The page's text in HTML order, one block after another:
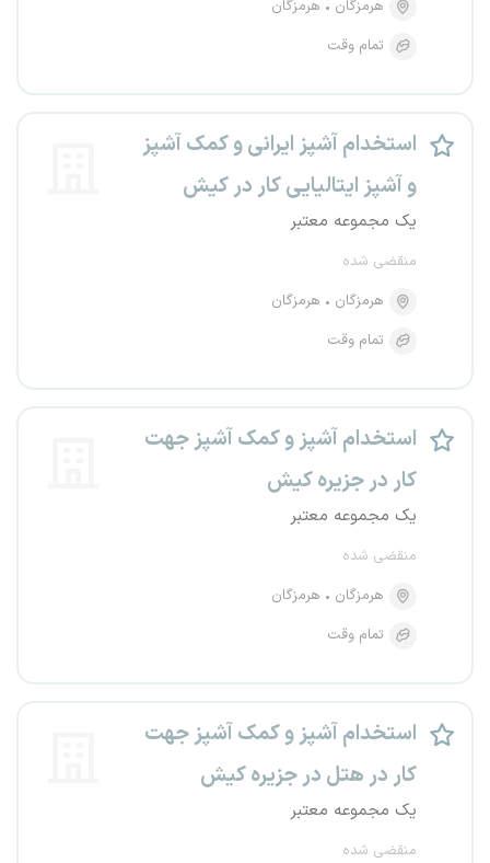
هرمزگان
هرمزگان
تمام وقت
استخدام آشپز ایرانی و کمک آشپز
و آشپز ایتالیایی کار در کیش
یک مجموعه معتبر
منقضی شده
هرمزگان
هرمزگان
تمام وقت
استخدام آشپز و کمک آشپز جهت
کار در جزیره کیش
یک مجموعه معتبر
منقضی شده
هرمزگان
هرمزگان
تمام وقت
استخدام آشپز و کمک آشپز جهت
کار در هتل در جزیره کیش
یک مجموعه معتبر
منقضی شده